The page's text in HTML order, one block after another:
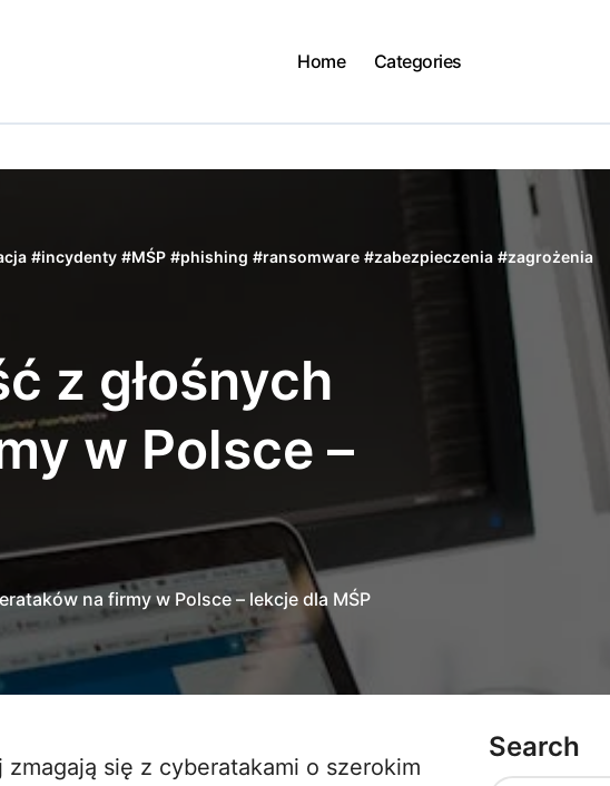
Home Categories
#incydenty #MŚP #phishing #ransomware #zabezpieczenia #zagrożenia
z głośnych
w Polsce –
na firmy w Polsce – lekcje dla MŚP
Search